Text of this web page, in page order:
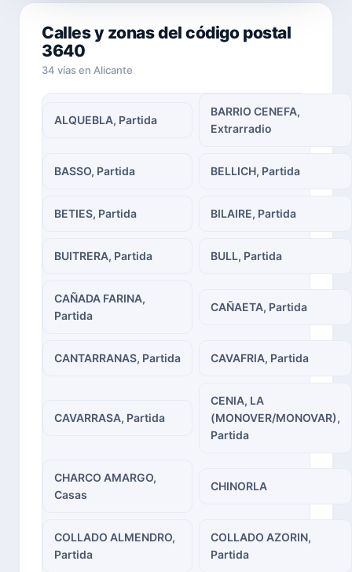
Calles y zonas del código postal
3640
34 vías en Alicante
ALQUEBLA, Partida
BARRIO CENEFA,
Extrarradio
BASSO, Partida BELLICH, Partida
BETIES, Partida BILAIRE, Partida
BUITRERA, Partida BULL, Partida
CAÑADA FARINA,
Partida
CAÑAETA, Partida
CANTARRANAS, Partida CAVAFRIA, Partida
CAVARRASA, Partida
CENIA, LA
(MONOVER/MONOVAR),
Partida
CHARCO AMARGO,
Casas
CHINORLA
COLLADO ALMENDRO,
Partida
COLLADO AZORIN,
Partida